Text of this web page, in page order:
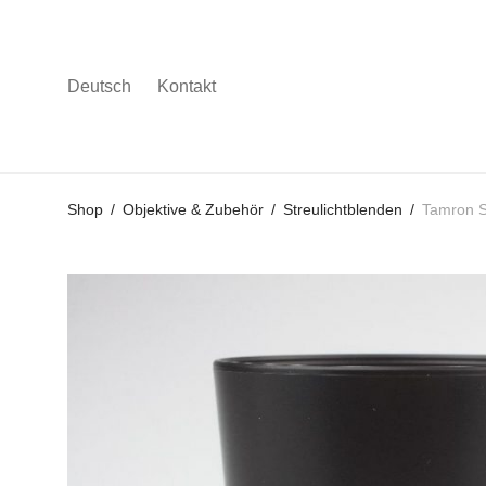
Deutsch Kontakt
Shop / Objektive & Zubehör / Streulichtblenden / Tamron